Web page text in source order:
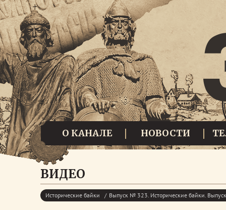
О КАНАЛЕ НОВОСТИ
ВИДЕО
Исторические байки Выпуск № 323. Исторические байки.